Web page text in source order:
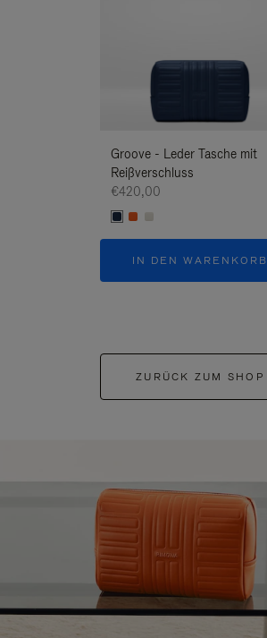
Groove - Leder Tasche mit
Reißverschluss
€420,00
IN DEN WARENKORB
ZURÜCK ZUM SHOP